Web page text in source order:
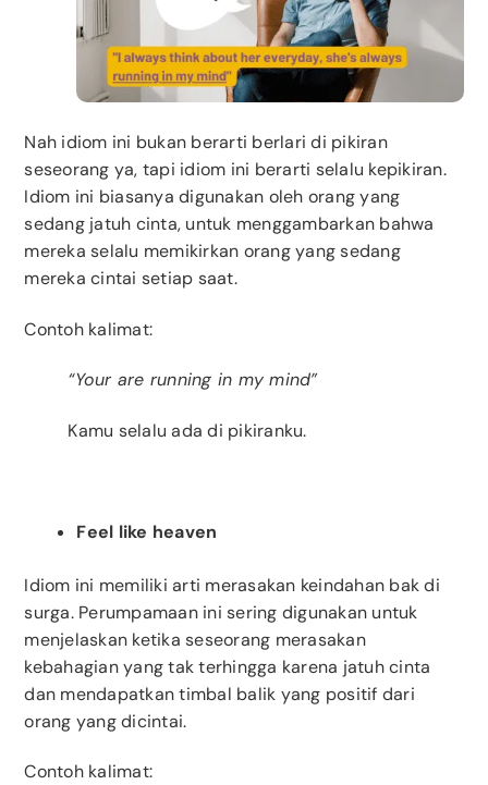
Nah idiom ini bukan berarti berlari di pikiran
seseorang ya, tapi idiom ini berarti selalu kepikiran.
Idiom ini biasanya digunakan oleh orang yang
sedang jatuh cinta, untuk menggambarkan bahwa
mereka selalu memikirkan orang yang sedang
mereka cintai setiap saat.
Contoh kalimat:
“Your are running in my mind”
Kamu selalu ada di pikiranku.
Feel like heaven
Idiom ini memiliki arti merasakan keindahan bak di
surga. Perumpamaan ini sering digunakan untuk
menjelaskan ketika seseorang merasakan
kebahagian yang tak terhingga karena jatuh cinta
dan mendapatkan timbal balik yang positif dari
orang yang dicintai.
Contoh kalimat: